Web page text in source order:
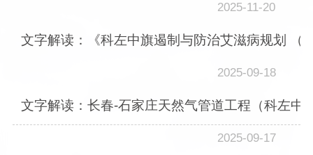
2025-11-20
文字解读：《科左中旗遏制与防治艾滋病规划
2025-09-18
文字解读：长春-石家庄天然气管道工程（科左中
2025-09-17